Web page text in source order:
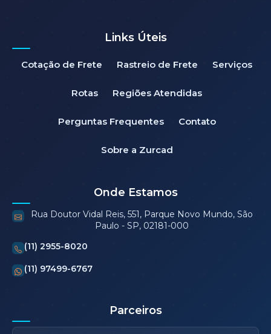
Links Úteis
Cotação de Frete Rastreio de Frete Serviços
Rotas Regiões Atendidas
Perguntas Frequentes Contato
Sobre a Zurcad
Onde Estamos
Rua Doutor Vidal Reis, 551, Parque Novo Mundo, São
Paulo - SP, 02181-000
(11) 2955-8020
(11) 97499-6767
Parceiros